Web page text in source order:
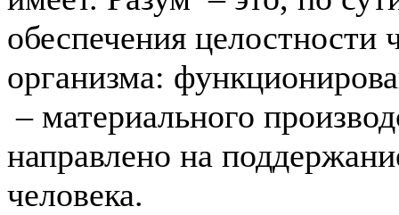
обеспечения целостности
организма:
– материального
направлено на
человека.